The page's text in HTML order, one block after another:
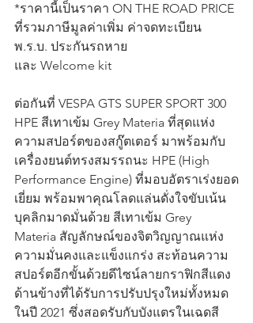
*ราคานี้เป็นราคา ON THE ROAD PRICE
ที่รวมภาษีมูลค่าเพิ่ม ค่าจดทะเบียน
พ.ร.บ. ประกันรถหาย
และ Welcome kit
ต่อกันที่ VESPA GTS SUPER SPORT 300
HPE สีเทาเข้ม Grey Materia ที่สุดแห่ง
ความสปอร์ตของสกู๊ตเตอร์ มาพร้อมกับ
เครื่องยนต์ทรงสมรรถนะ HPE (High
Performance Engine) ที่มอบอัตราเร่งยอด
เยี่ยม พร้อมพาคุณโลดแล่นดั่งใจขับเน้น
บุคลิกมาดมั่นด้วย สีเทาเข้ม Grey
Materia สัญลักษณ์ของจิตวิญญาณแห่ง
ความมั่นคงและแข็งแกร่ง สะท้อนความ
สปอร์ตอีกขั้นด้วยดีไซน์ลายกราฟิกสีแดง
ด้านข้างที่ได้รับการปรับปรุงใหม่ทั้งหมด
ในปี 2021 ซึ่งสอดรับกับบังแตรในเฉดสี